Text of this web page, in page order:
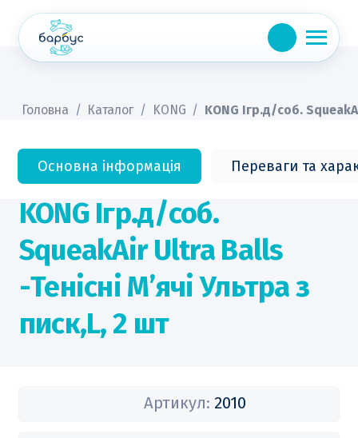
content
Головна / Каталог / KONG / KONG Ігр.д/соб.
Основна інформація Переваги та
KONG Ігр.д/соб.
SqueakAir Ultra Balls
-Тенісні М’ячі Ультра з
писк,L, 2 шт
Артикул: 2010